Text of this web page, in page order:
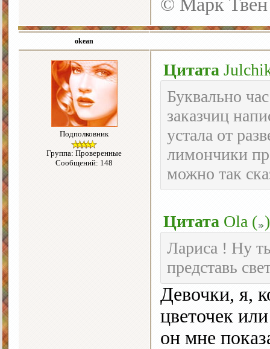
© Марк Твен
okean
Подполковник
Группа: Проверенные
Сообщений: 148
Цитата
Буквально
заказчиц
устала от
лимончики
можно так
Цитата Ola ( )
Лариса ! Ну
представь
Девочки, я,
цветочек
он мне